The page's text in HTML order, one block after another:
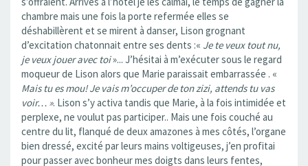
chambre mais une fois la porte refermée elles se
déshabillèrent et se mirent à danser, Lison grognant
d’excitation chatonnait entre ses dents :« Je te veux tout nu,
je veux jouer avec toi»... J’hésitai à m’exécuter sous le regard
moqueur de Lison alors que Marie paraissait embarrassée . «
Mais tu es mou! Je vais m’occuper de ton zizi, attends tu vas
voir… ». Lison s’y activa tandis que Marie, à la fois intimidée et
perplexe, ne voulut pas participer.. Mais une fois couché au
centre du lit, flanqué de deux amazones à mes côtés, l’organe
bien dressé, excité par leurs mains voltigeuses, j’en profitai
pour passer avec bonheur mes doigts dans leurs fentes,